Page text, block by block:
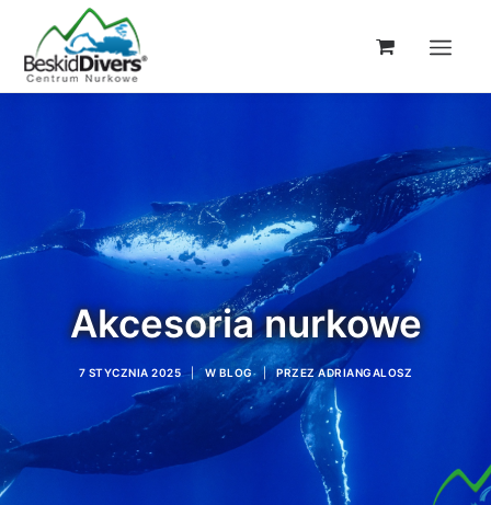
Akcesoria nurkowe
7 STYCZNIA 2025 | W BLOG | PRZEZADRIANGALOSZ